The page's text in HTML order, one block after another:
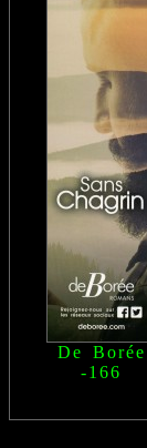
De Borée
-166